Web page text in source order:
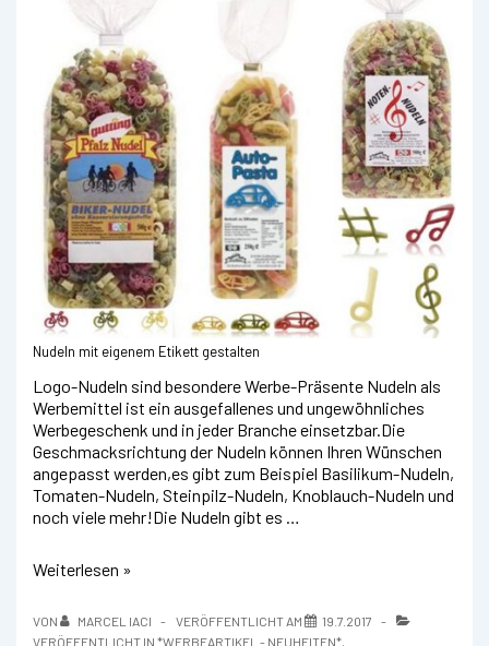
Nudeln mit eigenem Etikett gestalten
Logo-Nudeln sind besondere Werbe-Präsente Nudeln als
Werbemittel ist ein ausgefallenes und ungewöhnliches
Werbegeschenk und in jeder Branche einsetzbar.Die
Geschmacksrichtung der Nudeln können Ihren Wünschen
angepasst werden,es gibt zum Beispiel Basilikum-Nudeln,
Tomaten-Nudeln, Steinpilz-Nudeln, Knoblauch-Nudeln und
noch viele mehr!Die Nudeln gibt es …
Werbenudeln
individueller
Form
Weiterlesen »
VON MARCEL IACI VERÖFFENTLICHT AM
19.7.2017
VERÖFFENTLICHT IN *WERBEARTIKEL - NEUHEITEN*,